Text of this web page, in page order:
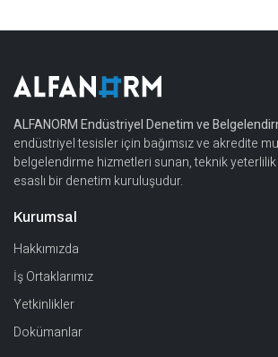
ALFANORM Endüstriyel Denetim ve
endüstriyel tesisler için bağımsız ve akredite
belgelendirme hizmetleri sunan, teknik yeterlilik
esaslı bir denetim kuruluşudur.
Kurumsal
Hakkımızda
İş Ortaklarımız
Yetkinlikler
Dokümanlar